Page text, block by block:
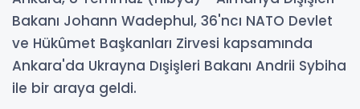
Bakanı Johann Wadephul, 36'ncı NATO Devlet
ve Hükûmet Başkanları Zirvesi kapsamında
Ankara'da Ukrayna Dışişleri Bakanı Andrii Sybiha
ile bir araya geldi.